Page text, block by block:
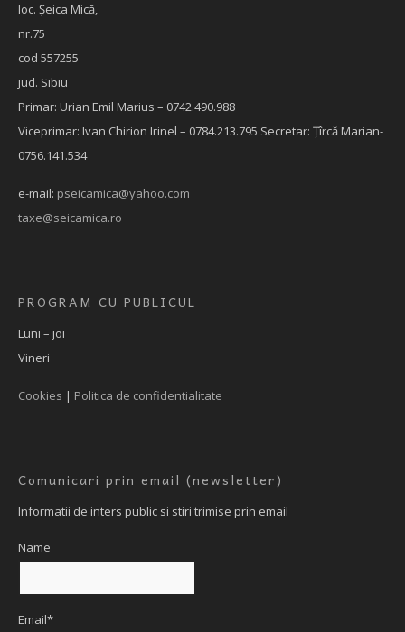
loc. Şeica Mică,
nr.75
cod 557255
jud. Sibiu
Primar: Urian Emil Marius – 0742.490.988
Viceprimar: Ivan Chirion Irinel – 0784.213.795 Secretar: Țîrcă Marian-
0756.141.534
e-mail: pseicamica@yahoo.com
taxe@seicamica.ro
PROGRAM CU PUBLICUL
Luni – joi
Vineri
Cookies | Politica de confidentialitate
Comunicari prin email (newsletter)
Informatii de inters public si stiri trimise prin email
Name
Email*